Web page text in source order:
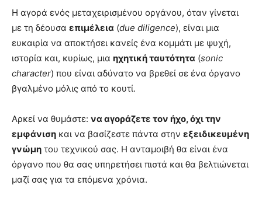
Η αγορά ενός μεταχειρισμένου οργάνου, όταν γίνεται
με τη δέουσα επιμέλεια (due diligence), είναι μια
ευκαιρία να αποκτήσει κανείς ένα κομμάτι με ψυχή,
ιστορία και, κυρίως, μια ηχητική ταυτότητα (sonic
character) που είναι αδύνατο να βρεθεί σε ένα όργανο
βγαλμένο μόλις από το κουτί.
Αρκεί να θυμάστε: να αγοράζετε τον ήχο, όχι την
εμφάνιση και να βασίζεστε πάντα στην εξειδικευμένη
γνώμη του τεχνικού σας. Η ανταμοιβή θα είναι ένα
όργανο που θα σας υπηρετήσει πιστά και θα βελτιώνεται
μαζί σας για τα επόμενα χρόνια.